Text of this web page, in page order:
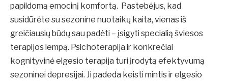
papildomą emocinį komfortą. Pastebėjus, kad
susidūrėte su sezonine nuotaikų kaita, vienas iš
greičiausių būdų sau padėti – įsigyti specialią šviesos
terapijos lempą. Psichoterapija ir konkrečiai
kognityvinė elgesio terapija turi įrodytą efektyvumą
sezoninei depresijai. Ji padeda keisti mintis ir elgesio